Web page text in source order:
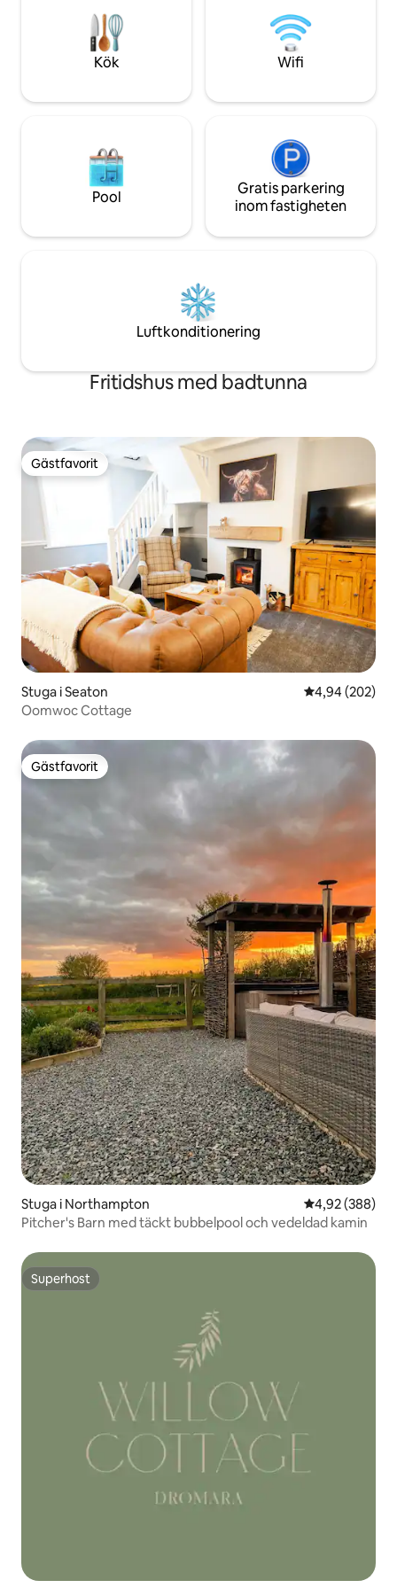
fastighet är fullt utrustad — ett riktigt
bekvämt hem utanför hemmet. I
närheten av byn Belleek, Enniskillen...
Restauranger
med berg,
mycket mer inom
Kök Wifi
Pool
Gratis parkering
inom fastigheten
Luftkonditionering
Fritidshus med badtunna
Gästfavorit
Gästfavorit
Stuga i Seaton 4,94 av 5 i
4,94 (202)
Oomwoc Cottage
Gästfavorit
Gästfavorit
Stuga i Northampton 4,92 av 5 i
4,92 (388)
Pitcher's Barn med täckt bubbelpool och vedeldad kamin
Superhost
Superhost